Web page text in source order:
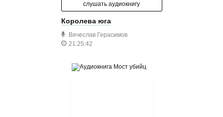
слушать аудиокнигу
Королева юга
Вячеслав Герасимов
21:25:42